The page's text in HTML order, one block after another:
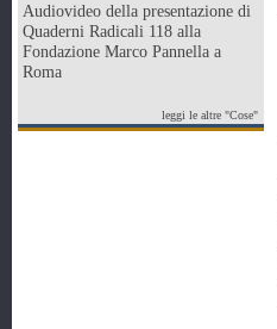
Audiovideo della presentazione di
Quaderni Radicali 118 alla
Fondazione Marco Pannella a
Roma
leggi le altre "Cose"